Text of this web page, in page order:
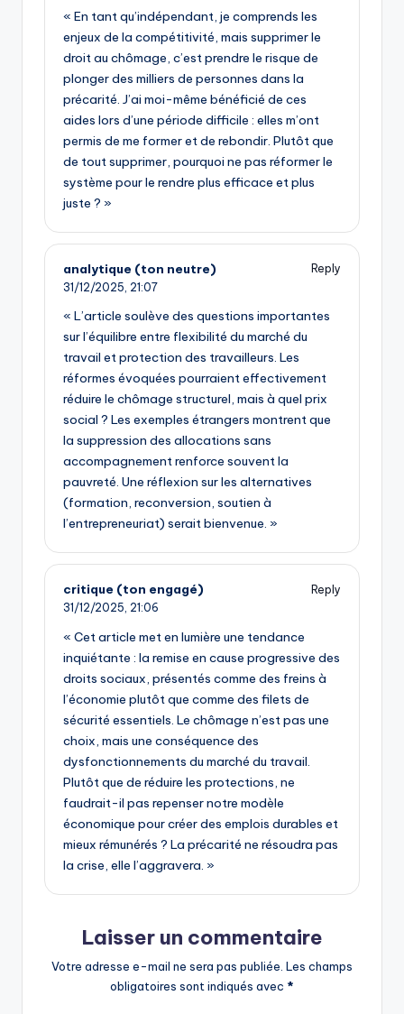
« En tant qu’indépendant, je comprends les
enjeux de la compétitivité, mais supprimer le
droit au chômage, c’est prendre le risque de
plonger des milliers de personnes dans la
précarité. J’ai moi-même bénéficié de ces
aides lors d’une période difficile : elles m’ont
permis de me former et de rebondir. Plutôt que
de tout supprimer, pourquoi ne pas réformer le
système pour le rendre plus efficace et plus
juste ? »
analytique (ton neutre)
Reply
31/12/2025, 21:07
« L’article soulève des questions importantes
sur l’équilibre entre flexibilité du marché du
travail et protection des travailleurs. Les
réformes évoquées pourraient effectivement
réduire le chômage structurel, mais à quel prix
social ? Les exemples étrangers montrent que
la suppression des allocations sans
accompagnement renforce souvent la
pauvreté. Une réflexion sur les alternatives
(formation, reconversion, soutien à
l’entrepreneuriat) serait bienvenue. »
critique (ton engagé)
Reply
31/12/2025, 21:06
« Cet article met en lumière une tendance
inquiétante : la remise en cause progressive des
droits sociaux, présentés comme des freins à
l’économie plutôt que comme des filets de
sécurité essentiels. Le chômage n’est pas une
choix, mais une conséquence des
dysfonctionnements du marché du travail.
Plutôt que de réduire les protections, ne
faudrait-il pas repenser notre modèle
économique pour créer des emplois durables et
mieux rémunérés ? La précarité ne résoudra pas
la crise, elle l’aggravera. »
Laisser un commentaire
Votre adresse e-mail ne sera pas publiée. Les champs
obligatoires sont indiqués avec *